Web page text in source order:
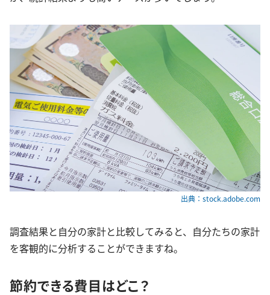
出典：stock.adobe.com
調査結果と自分の家計と比較してみると、自分たちの家計
を客観的に分析することができますね。
節約できる費目はどこ？